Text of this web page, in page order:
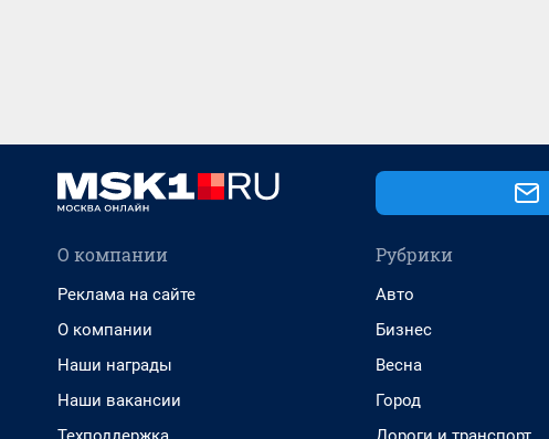
О компании
Реклама на сайте
О компании
Наши награды
Наши вакансии
Рубрики
Авто
Бизнес
Весна
Город